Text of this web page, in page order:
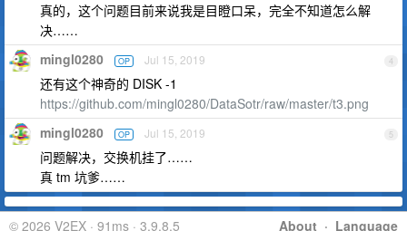
真的，这个问题目前来说我是目瞪口呆，完全不知道怎么解
决……
4
mingl0280 OP Jul 15, 2019
还有这个神奇的 DISK -1
https://github.com/mingl0280/DataSotr/raw/master/t3.png
5
mingl0280 OP Jul 15, 2019
问题解决，交换机挂了……
真 tm 坑爹……
About · Language
© 2026 V2EX · 91ms · 3.9.8.5